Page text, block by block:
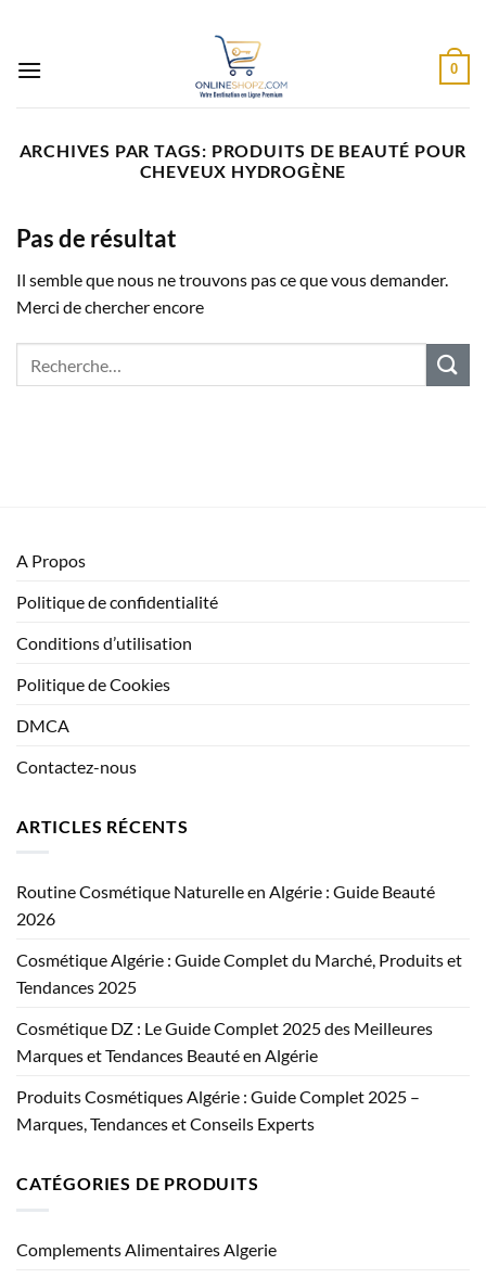
contenu
0
ARCHIVES PAR TAGS: PRODUITS DE BEAUTÉ POUR
CHEVEUX HYDROGÈNE
Pas de résultat
Il semble que nous ne trouvons pas ce que vous demander.
Merci de chercher encore
A Propos
Politique de confidentialité
Conditions d’utilisation
Politique de Cookies
DMCA
Contactez-nous
ARTICLES RÉCENTS
Routine Cosmétique Naturelle en Algérie : Guide Beauté
2026
Cosmétique Algérie : Guide Complet du Marché, Produits et
Tendances 2025
Cosmétique DZ : Le Guide Complet 2025 des Meilleures
Marques et Tendances Beauté en Algérie
Produits Cosmétiques Algérie : Guide Complet 2025 –
Marques, Tendances et Conseils Experts
CATÉGORIES DE PRODUITS
Complements Alimentaires Algerie